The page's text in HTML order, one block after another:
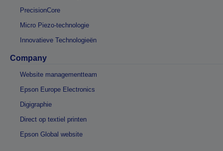
PrecisionCore
Micro Piezo-technologie
Innovatieve Technologieën
Company
Website managementteam
Epson Europe Electronics
Digigraphie
Direct op textiel printen
Epson Global website